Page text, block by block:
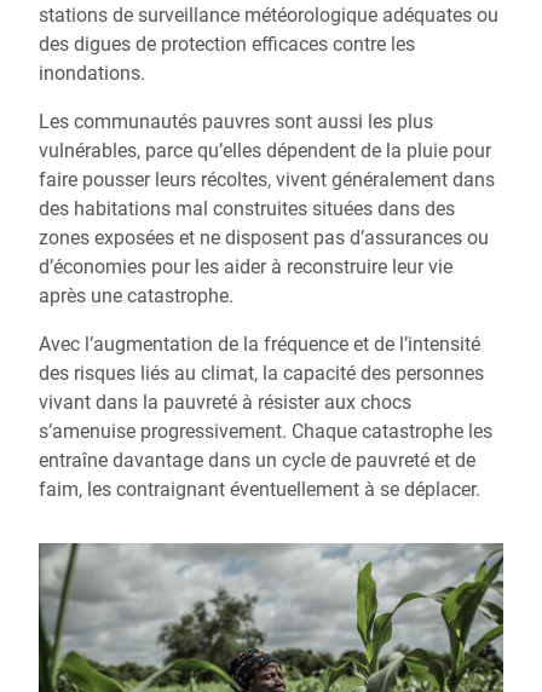
stations de surveillance météorologique adéquates ou
des digues de protection efficaces contre les
inondations.
Les communautés pauvres sont aussi les plus
vulnérables, parce qu’elles dépendent de la pluie pour
faire pousser leurs récoltes, vivent généralement dans
des habitations mal construites situées dans des
zones exposées et ne disposent pas d’assurances ou
d’économies pour les aider à reconstruire leur vie
après une catastrophe.
Avec l’augmentation de la fréquence et de l’intensité
des risques liés au climat, la capacité des personnes
vivant dans la pauvreté à résister aux chocs
s’amenuise progressivement. Chaque catastrophe les
entraîne davantage dans un cycle de pauvreté et de
faim, les contraignant éventuellement à se déplacer.